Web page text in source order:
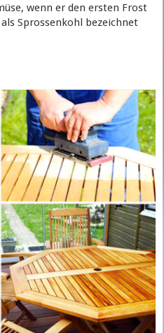
wenn er den ersten Frost
Sprossenkohl bezeichnet